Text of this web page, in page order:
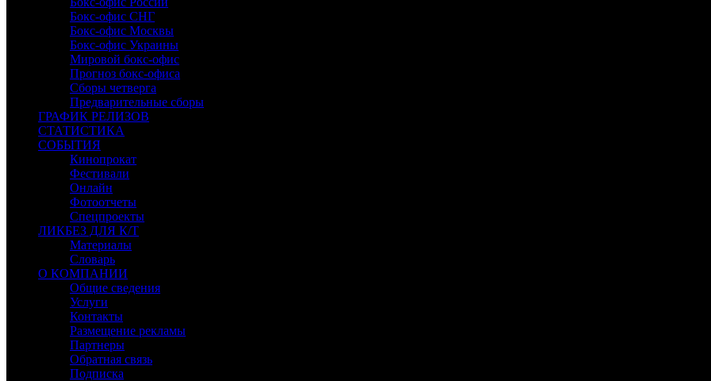
Бокс-офис СНГ
Бокс-офис Москвы
Бокс-офис Украины
Мировой бокс-офис
Прогноз бокс-офиса
Сборы четверга
Предварительные сборы
ГРАФИК РЕЛИЗОВ
СТАТИСТИКА
СОБЫТИЯ
Кинопрокат
Фестивали
Онлайн
Фотоотчеты
Спецпроекты
ЛИКБЕЗ ДЛЯ К/Т
Материалы
Словарь
О КОМПАНИИ
Общие сведения
Услуги
Контакты
Размещение рекламы
Партнеры
Обратная связь
Подписка